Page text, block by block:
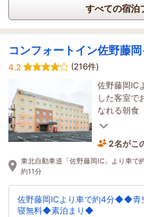
すべての宿泊
コンフォートイン佐野藤
4.2
(216件)
佐野藤岡IC
した客室で
なれる朝食
添い寝無料
2名がこ
30分前
東北自動車道「佐野藤岡IC」より車
約11分
佐野藤岡ICより車で約4分◆◆青
寝無料◆素泊まり◆